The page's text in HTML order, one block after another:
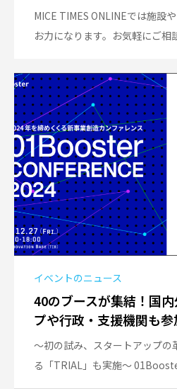
MICE TIMES ONLINEでは施設
お力になります。お気軽にご相
イベントのニュース
40のブースが集結！国
プや行政・支援機関も
〜初の試み、スタートアップの
る「TRIAL」も実施〜